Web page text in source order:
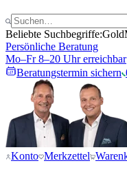
Beliebte Suchbegriffe:Gold
Persönliche Beratung
Mo–Fr 8–20 Uhr erreichbar
Beratungstermin sichern
Konto Merkzettel